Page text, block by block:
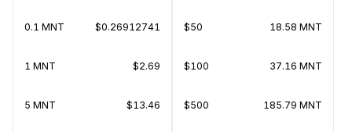
0.1 MNT $0.26912741
1 MNT $2.69
5 MNT $13.46
$50 18.58 MNT
$100 37.16 MNT
$500 185.79 MNT